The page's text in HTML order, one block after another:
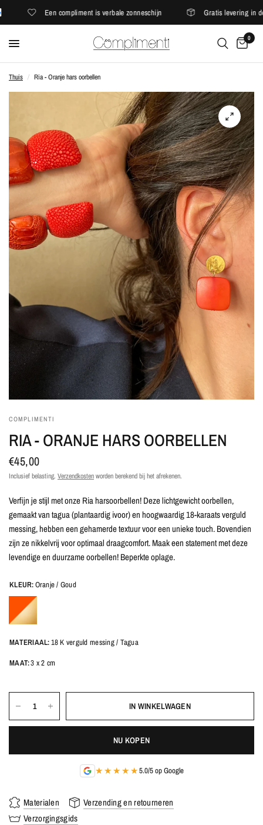
Een compliment is verbale zonneschijn Gratis levering in de
0
Thuis / Ria - Oranje hars oorbellen
COMPLIMENTI
RIA - ORANJE HARS OORBELLEN
€45,00
Inclusief belasting. Verzendkostenworden berekend bij het afrekenen.
Verfijn je stijl met onze Ria harsoorbellen! Deze lichtgewicht oorbellen,
gemaakt van tagua (plantaardig ivoor) en hoogwaardig 18-karaats verguld
messing, hebben een gehamerde textuur voor een unieke touch. Bovendien
zijn ze nikkelvrij voor optimaal draagcomfort. Maak een statement met deze
levendige en duurzame oorbellen! Beperkte oplage.
KLEUR:Oranje / Goud
MATERIAAL:18 K verguld messing / Tagua
MAAT:3 x 2 cm
IN WINKELWAGEN
NU KOPEN
★★★★★5.0/5 op Google
Materialen
Verzending en retourneren
Verzorgingsgids